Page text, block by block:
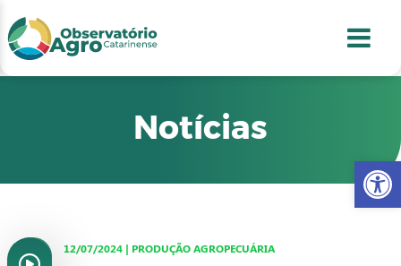
2
3
4
Notícias
12/07/2024 | PRODUÇÃO AGROPECUÁRIA